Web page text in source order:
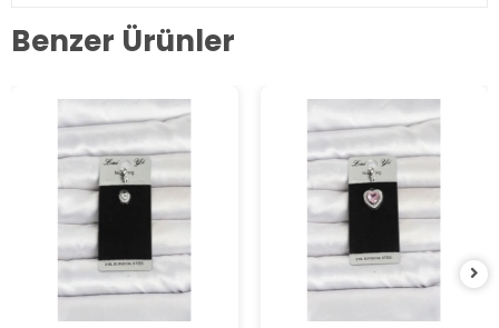
Benzer Ürünler